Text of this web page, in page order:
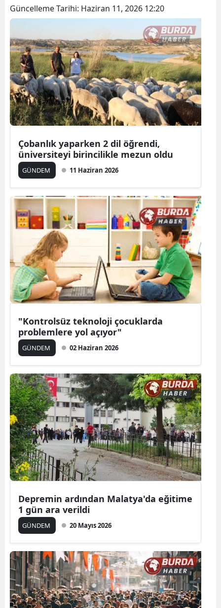
Güncelleme Tarihi: Haziran 11, 2026 12:20
Çobanlık yaparken 2 dil öğrendi,
üniversiteyi birincilikle mezun oldu
GÜNDEM 11 Haziran 2026
"Kontrolsüz teknoloji çocuklarda
problemlere yol açıyor"
GÜNDEM 02 Haziran 2026
Depremin ardından Malatya'da eğitime
1 gün ara verildi
GÜNDEM 20 Mayıs 2026